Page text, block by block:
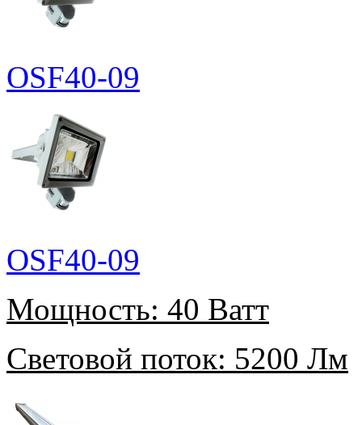
OSF40-09
OSF40-09
Мощность: 40 Ватт
Световой поток: 5200 Лм